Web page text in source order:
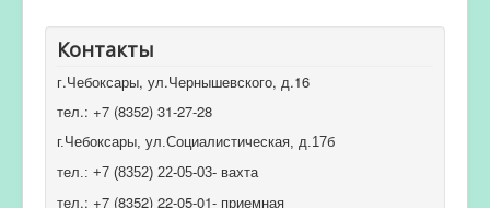
Контакты
г.Чебоксары, ул.Чернышевского, д.16
тел.: +7 (8352) 31-27-28
г.Чебоксары, ул.Социалистическая, д.17б
тел.: +7 (8352) 22-05-03- вахта
тел.: +7 (8352) 22-05-01- приемная